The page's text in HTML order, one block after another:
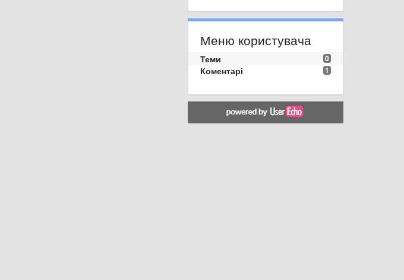
Меню користувача
0
Теми
1
Коментарі